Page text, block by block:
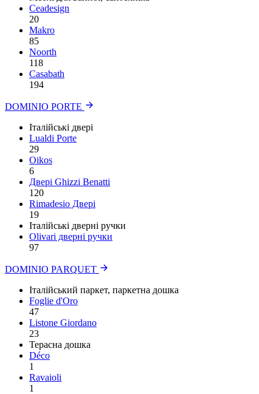
Ceadesign
20
Makro
85
Noorth
118
Сasabath
194
DOMINIO PORTE
Італійські двері
Lualdi Porte
29
Oikos
6
Двері Ghizzi Benatti
120
Rimadesio Двері
19
Італійські дверні ручки
Olivari дверні ручки
97
DOMINIO PARQUET
Італійський паркет, паркетна дошка
Foglie d'Oro
47
Listone Giordano
23
Терасна дошка
Déco
1
Ravaioli
1